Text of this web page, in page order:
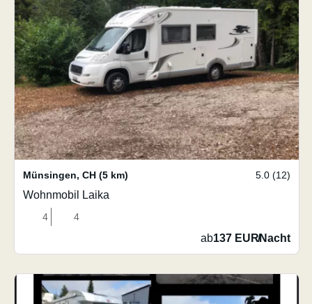
Münsingen, CH (5 km) 5.0 (12)
Wohnmobil Laika
4 4
ab137 EUR/Nacht